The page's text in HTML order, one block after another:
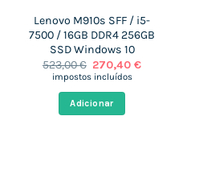
Lenovo M910s SFF / i5-
7500 / 16GB DDR4 256GB
SSD Windows 10
523,00€ O
preço
523,00 €.
270,40€O
impostos incluídos
Adicionar